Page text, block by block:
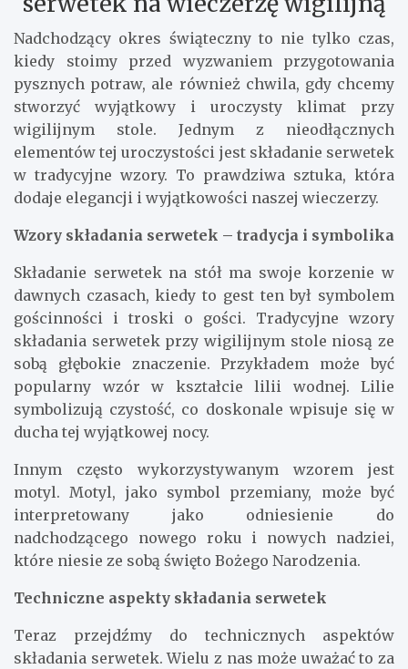
Nadchodzący okres świąteczny to nie tylko czas,
kiedy stoimy przed wyzwaniem przygotowania
pysznych potraw, ale również chwila, gdy chcemy
stworzyć wyjątkowy i uroczysty klimat przy
wigilijnym stole. Jednym z nieodłącznych
elementów tej uroczystości jest składanie serwetek
w tradycyjne wzory. To prawdziwa sztuka, która
dodaje elegancji i wyjątkowości naszej wieczerzy.
Wzory składania serwetek – tradycja i symbolika
Składanie serwetek na stół ma swoje korzenie w
dawnych czasach, kiedy to gest ten był symbolem
gościnności i troski o gości. Tradycyjne wzory
składania serwetek przy wigilijnym stole niosą ze
sobą głębokie znaczenie. Przykładem może być
popularny wzór w kształcie lilii wodnej. Lilie
symbolizują czystość, co doskonale wpisuje się w
ducha tej wyjątkowej nocy.
Innym często wykorzystywanym wzorem jest
motyl. Motyl, jako symbol przemiany, może być
interpretowany jako odniesienie do
nadchodzącego nowego roku i nowych nadziei,
które niesie ze sobą święto Bożego Narodzenia.
Techniczne aspekty składania serwetek
Teraz przejdźmy do technicznych aspektów
składania serwetek. Wielu z nas może uważać to za